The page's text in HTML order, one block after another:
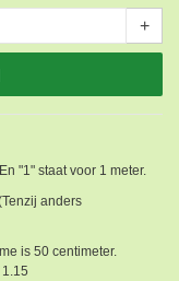
+
"1" staat voor 1 meter.
anders
is 50 centimeter.